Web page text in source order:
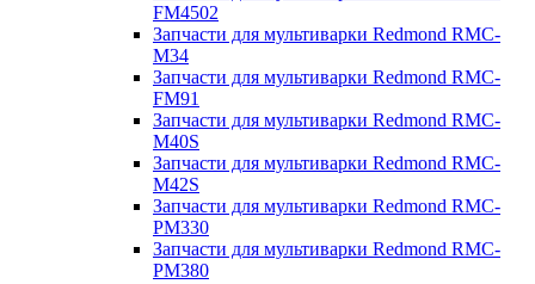
FM4502
Запчасти для мультиварки Redmond RMC-
M34
Запчасти для мультиварки Redmond RMC-
FM91
Запчасти для мультиварки Redmond RMC-
M40S
Запчасти для мультиварки Redmond RMC-
M42S
Запчасти для мультиварки Redmond RMC-
PM330
Запчасти для мультиварки Redmond RMC-
PM380